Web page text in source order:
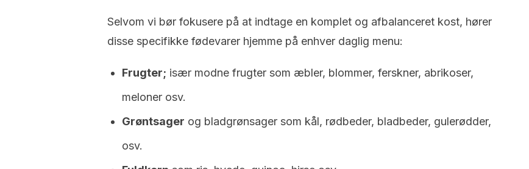
Selvom vi bør fokusere på at indtage en komplet og afbalanceret kost, hører
disse specifikke fødevarer hjemme på enhver daglig menu:
Frugter; især modne frugter som æbler, blommer, ferskner, abrikoser,
meloner osv.
Grøntsager og bladgrønsager som kål, rødbeder, bladbeder, gulerødder,
osv.